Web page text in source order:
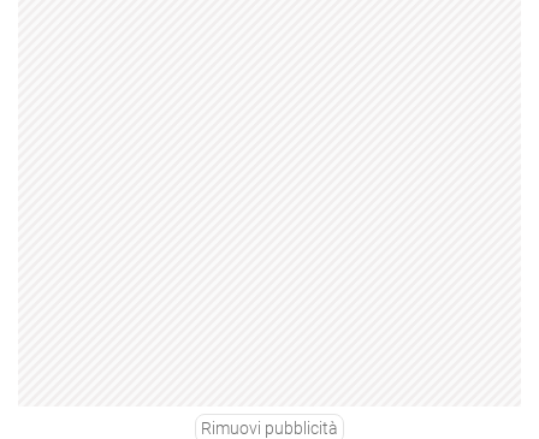
Rimuovi pubblicità